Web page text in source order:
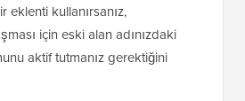
eklenti kullanırsanız,
için eski alan adınızdaki
aktif tutmanız gerektiğini